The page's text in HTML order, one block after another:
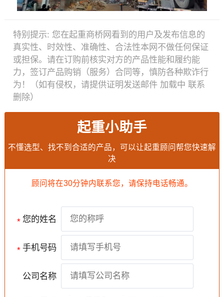
特别提示: 您在起重商桥网看到的用户及发布信息的
真实性、时效性、准确性、合法性本网不做任何保证
或担保。请在订购前核实对方的产品性能和履约能
力，签订产品购销（服务）合同等，慎防各种欺诈行
为！（如有侵权，请提供证明发送邮件 加载中 联系
删除）
起重小助手
不懂选型、找不到合适的产品，可以让起重顾问帮您快速解
决
顾问将在30分钟内联系您，请保持电话畅通。
* 您的姓名
* 手机号码
公司名称